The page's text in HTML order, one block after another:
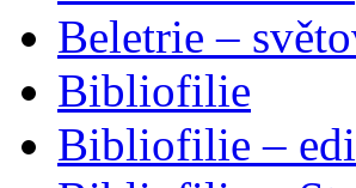
Beletrie –
Bibliofilie
Bibliofilie –